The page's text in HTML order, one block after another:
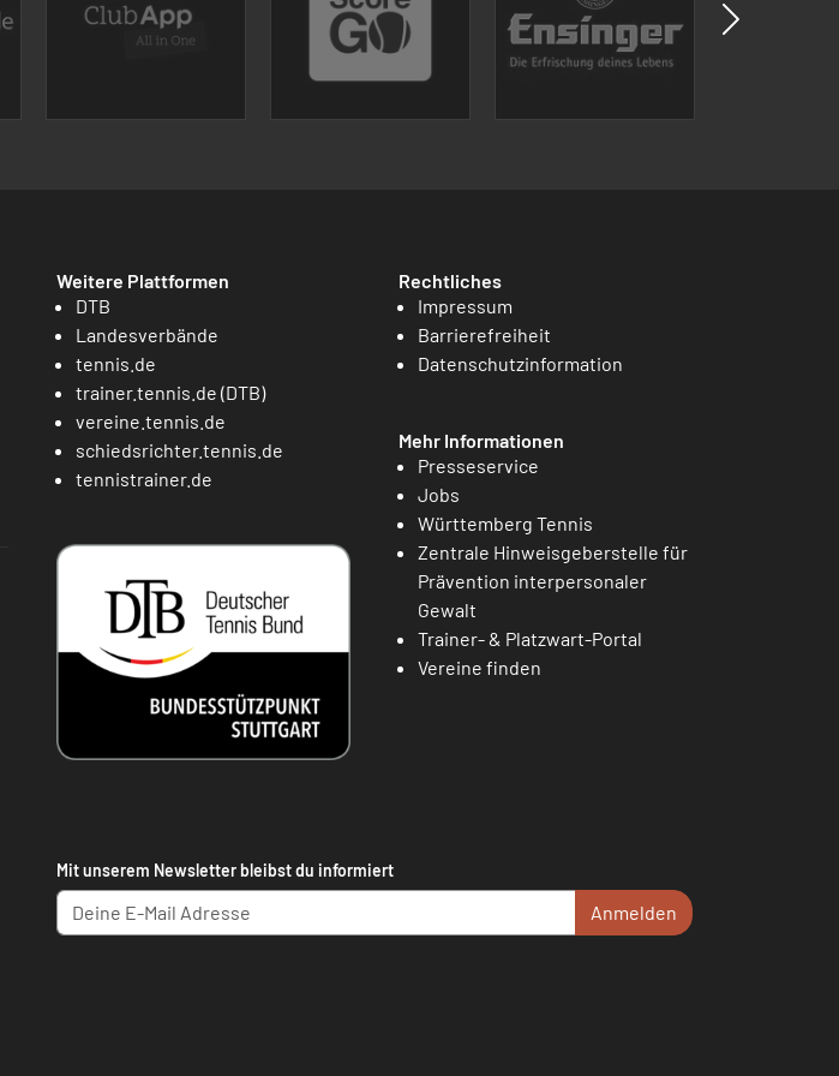
Weitere Plattformen
DTB
Landesverbände
tennis.de
trainer.tennis.de (DTB)
vereine.tennis.de
schiedsrichter.tennis.de
tennistrainer.de
Rechtliches
Impressum
Barrierefreiheit
Datenschutzinformation
Mehr Informationen
Presseservice
Jobs
Württemberg Tennis
Zentrale Hinweisgeberstelle für
Prävention interpersonaler
Gewalt
Trainer- & Platzwart-Portal
Vereine finden
Mit unserem Newsletter bleibst du informiert
Anmelden